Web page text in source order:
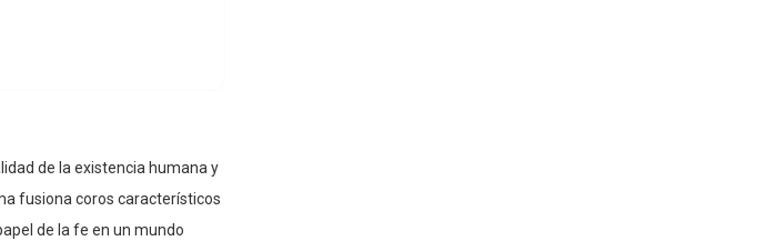
de la existencia humana y
fusiona coros característicos
de la fe en un mundo